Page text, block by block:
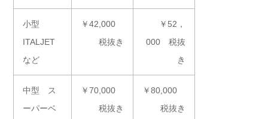
小型
ITALJET
など
￥42,000
税抜き
￥52，
000 税抜
き
中型 ス
ーパーベ
￥70,000
税抜き
￥80,000
税抜き